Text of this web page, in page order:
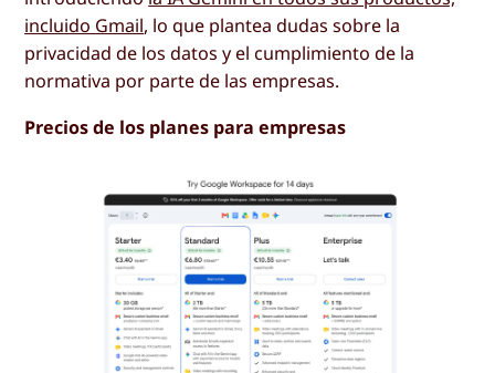
incluido Gmail, lo que plantea dudas sobre la
privacidad de los datos y el cumplimiento de la
normativa por parte de las empresas.
Precios de los planes para empresas